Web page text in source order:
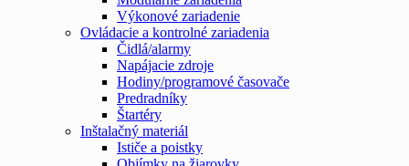
Výkonové zariadenie
Ovládacie a kontrolné zariadenia
Čidlá/alarmy
Napájacie zdroje
Hodiny/programové časovače
Predradníky
Štartéry
Inštalačný materiál
Ističe a poistky